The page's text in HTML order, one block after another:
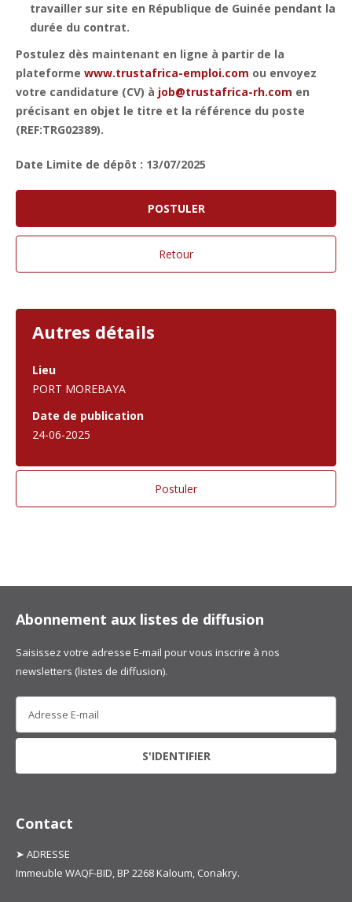
travailler sur site en République de Guinée pendant la
durée du contrat.
Postulez dès maintenant en ligne à partir de la
plateforme www.trustafrica-emploi.com ou envoyez
votre candidature (CV) à job@trustafrica-rh.com en
précisant en objet le titre et la référence du poste
(REF:TRG02389).
Date Limite de dépôt : 13/07/2025
Autres détails
Lieu
PORT MOREBAYA
Date de publication
24-06-2025
Abonnement aux listes de diffusion
Saisissez votre adresse E-mail pour vous inscrire à nos
newsletters (listes de diffusion).
Contact
➤ ADRESSE
Immeuble WAQF-BID, BP 2268 Kaloum, Conakry.